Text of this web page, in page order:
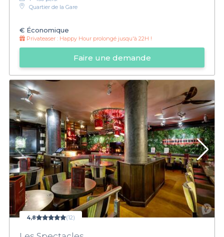
Quartier de la Gare
€ Économique
Privateaser : Happy Hour prolongé jusqu'à 22H !
Faire une demande
4,8 (12)